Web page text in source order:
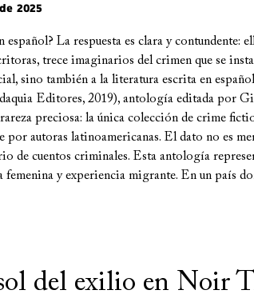
2025
La respuesta es clara y contundente:
trece imaginarios del crimen que se
sino también a la literatura escrita en
Editores, 2019), antología editada por
preciosa: la única colección de crime
por autoras latinoamericanas. El dato no es
de cuentos criminales. Esta antología
y experiencia migrante. En un país
del exilio en Noir